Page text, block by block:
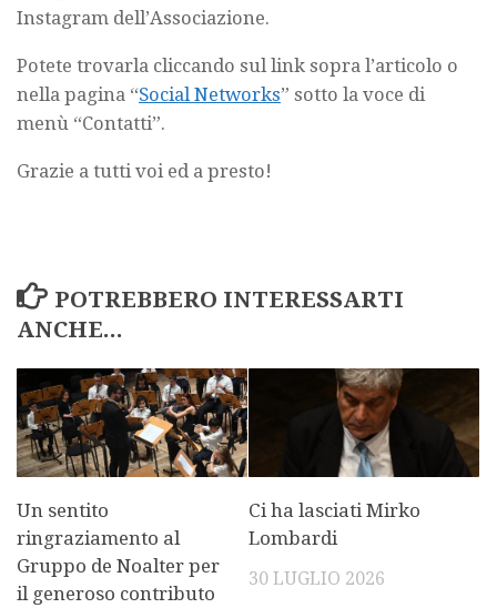
Instagram dell’Associazione.
Potete trovarla cliccando sul link sopra l’articolo o
nella pagina “Social Networks” sotto la voce di
menù “Contatti”.
Grazie a tutti voi ed a presto!
POTREBBERO INTERESSARTI
ANCHE...
Un sentito
ringraziamento al
Gruppo de Noalter per
il generoso contributo
Ci ha lasciati Mirko
Lombardi
30 LUGLIO 2026